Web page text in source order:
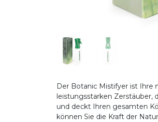
Der Botanic Mistifyer ist Ihre
leistungsstarken Zerstäuber,
und deckt Ihren gesamten
können Sie die Kraft der